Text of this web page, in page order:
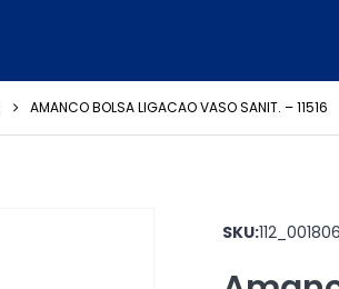
AMANCO BOLSA LIGACAO VASO SANIT. – 11516
SKU:112_001806